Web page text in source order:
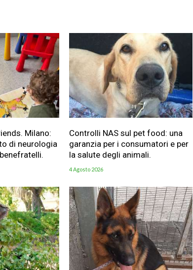
Milano:
di neurologia
Controlli NAS sul pet food: una
garanzia per i consumatori e per
la salute degli animali.
4 Agosto 2026